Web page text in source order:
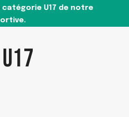
U17 de notre
U17